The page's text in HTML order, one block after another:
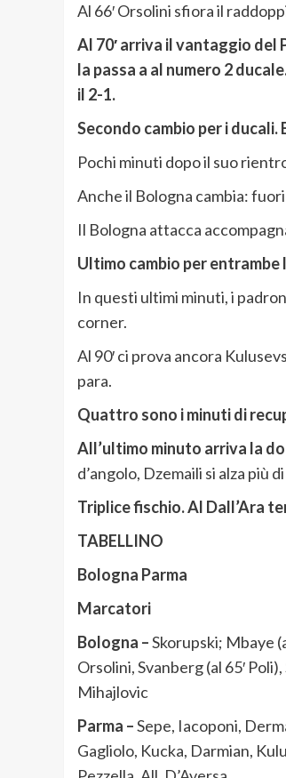
Al 66′ Orsolini sfiora il
Al 70′ arriva il vantaggio del
la passa a al numero 2
il 2-1.
Secondo cambio per i
Pochi minuti dopo il suo
Anche il Bologna cambia:
Il Bologna attacca
Ultimo cambio per entrambe
In questi ultimi minuti, i
corner.
Al 90′ ci prova ancora
para.
Quattro sono i minuti di
All’ultimo minuto arriva la
d’angolo, Dzemaili si alza più
Triplice fischio. Al Dall’Ara
TABELLINO
Bologna Parma
Marcatori
Bologna –Skorupski; Mbaye
Orsolini, Svanberg (al 65′
Mihajlovic
Parma –Sepe, Iacoponi,
Gagliolo, Kucka, Darmian,